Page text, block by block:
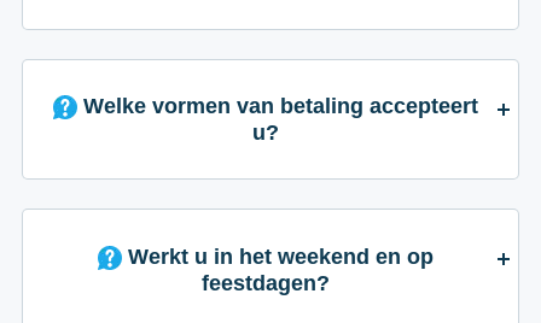
Welke vormen van betaling accepteert
u?
Werkt u in het weekend en op
feestdagen?